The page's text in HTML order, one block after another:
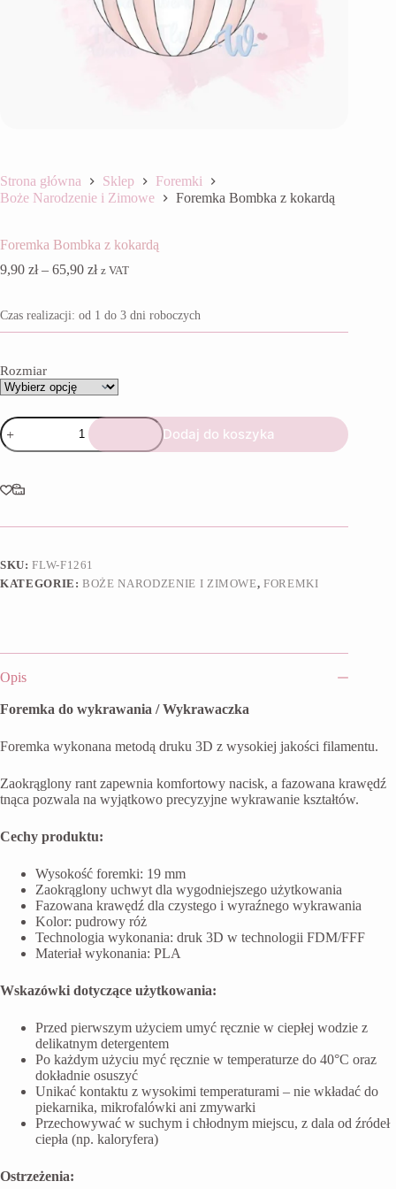
Strona główna Sklep
Foremki
Boże Narodzenie i Zimowe
Foremka Bombka z kokardą
Foremka Bombka z kokardą
9,90 zł – 65,90 złZakres
9,90 zł
do
z VAT
Czas realizacji: od 1 do 3 dni roboczych
Rozmiar
ilość
Foremka
Bombka
kokardą
Dodaj do koszyka
SKU:FLW-F1261
KATEGORIE:BOŻE NARODZENIE I ZIMOWE,FOREMKI
Opis
Foremka do wykrawania / Wykrawaczka
Foremka wykonana metodą druku 3D z wysokiej jakości filamentu.
Zaokrąglony rant zapewnia komfortowy nacisk, a fazowana krawędź
tnąca pozwala na wyjątkowo precyzyjne wykrawanie kształtów.
Cechy produktu:
Wysokość foremki: 19 mm
Zaokrąglony uchwyt dla wygodniejszego użytkowania
Fazowana krawędź dla czystego i wyraźnego wykrawania
Kolor: pudrowy róż
Technologia wykonania: druk 3D w technologii FDM/FFF
Materiał wykonania: PLA
Wskazówki dotyczące użytkowania:
Przed pierwszym użyciem umyć ręcznie w ciepłej wodzie z
delikatnym detergentem
Po każdym użyciu myć ręcznie w temperaturze do 40°C oraz
dokładnie osuszyć
Unikać kontaktu z wysokimi temperaturami – nie wkładać do
piekarnika, mikrofalówki ani zmywarki
Przechowywać w suchym i chłodnym miejscu, z dala od źródeł
ciepła (np. kaloryfera)
Ostrzeżenia: